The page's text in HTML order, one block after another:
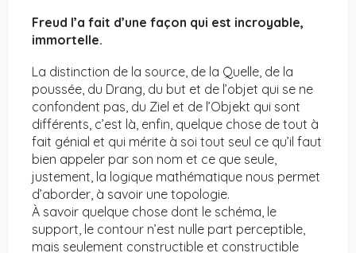
Freud l’a fait d’une façon qui est incroyable,
immortelle.
La distinction de la source, de la Quelle, de la
poussée, du Drang, du but et de l’objet qui se ne
confondent pas, du Ziel et de l’Objekt qui sont
différents, c’est là, enfin, quelque chose de tout à
fait génial et qui mérite à soi tout seul ce qu’il faut
bien appeler par son nom et ce que seule,
justement, la logique mathématique nous permet
d’aborder, à savoir une topologie.
À savoir quelque chose dont le schéma, le
support, le contour n’est nulle part perceptible,
mais seulement constructible et constructible